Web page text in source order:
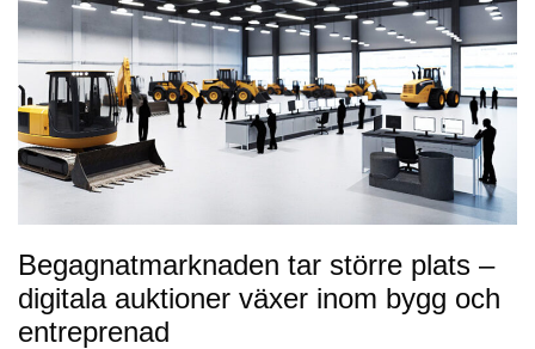
Begagnatmarknaden tar större plats –
digitala auktioner växer inom bygg och
entreprenad